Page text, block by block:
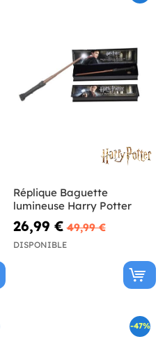
Réplique Baguette
lumineuse Harry Potter
26,99 € 49,99 €
DISPONIBLE
-47%